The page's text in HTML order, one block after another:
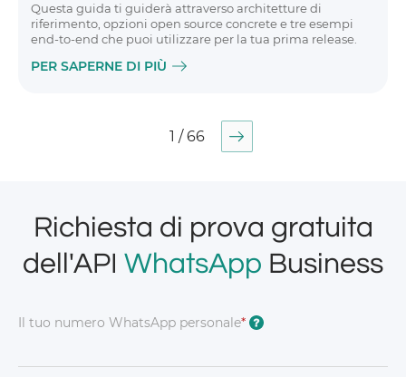
Questa guida ti guiderà attraverso architetture di
riferimento, opzioni open source concrete e tre esempi
end-to-end che puoi utilizzare per la tua prima release.
PER SAPERNE DI PIÙ
1 / 66
Richiesta di prova gratuita
dell'API WhatsApp Business
Il tuo numero WhatsApp personale* ?